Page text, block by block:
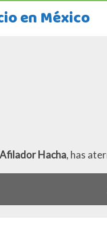
en México
Hacha, has